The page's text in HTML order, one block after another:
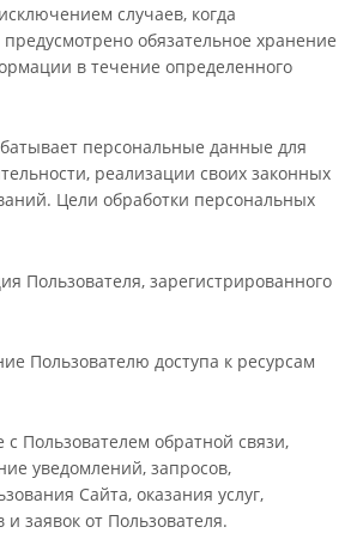
случаев, когда
предусмотрено обязательное хранение
в течение определенного
персональные данные для
реализации своих законных
Цели обработки персональных
Пользователя, зарегистрированного
Пользователю доступа к ресурсам
с Пользователем обратной связи,
уведомлений, запросов,
Сайта, оказания услуг,
и заявок от Пользователя.